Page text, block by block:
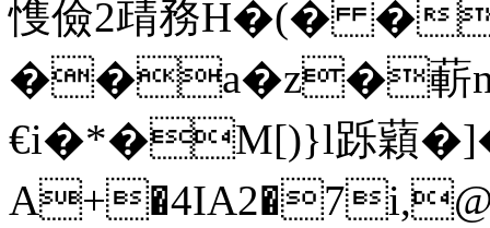
愯儉2靕務H�(� �
��a�z�蔪
€i�*�M[)}l跞蘔
A+�4IA2�7i,@矲